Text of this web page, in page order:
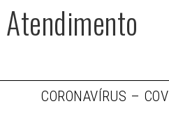
CORONAVÍRUS –